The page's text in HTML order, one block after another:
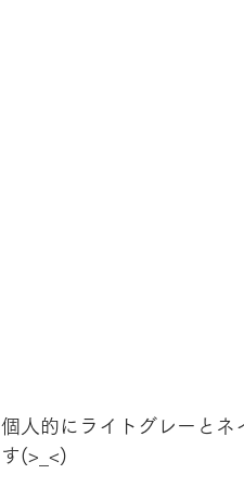
個人的にライトグレーとネ
す(>_<)